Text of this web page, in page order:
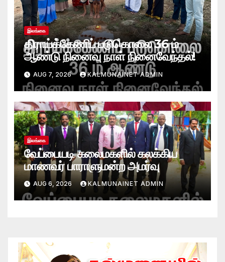
இலங்கை
திராய்க்கேணிப் படுகொலை 36 ம்
ஆண்டு நினைவு நாள் நினைவேந்தல்!
AUG 7, 2026 KALMUNAINET ADMIN
இலங்கை
வேப்பையடி கலைமகளில் கலக்கிய
மாணவர் பாராளுமன்ற அமர்வு
AUG 6, 2026 KALMUNAINET ADMIN